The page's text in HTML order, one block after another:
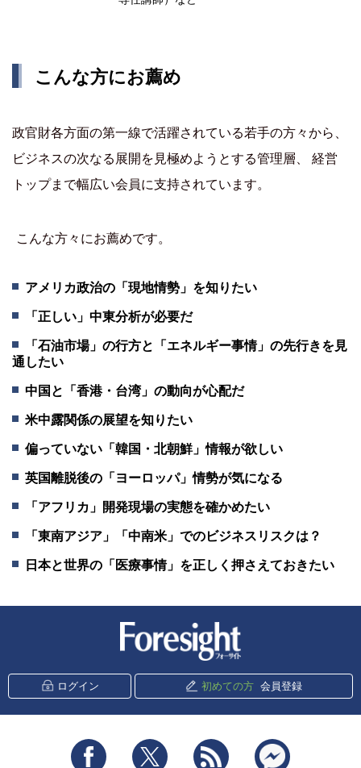
こんな方にお薦め
政官財各方面の第一線で活躍されている若手の方々から、
ビジネスの次なる展開を見極めようとする管理層、 経営
トップまで幅広い会員に支持されています。
こんな方々にお薦めです。
アメリカ政治の「現地情勢」を知りたい
「正しい」中東分析が必要だ
「石油市場」の行方と「エネルギー事情」の先行きを見
通したい
中国と「香港・台湾」の動向が心配だ
米中露関係の展望を知りたい
偏っていない「韓国・北朝鮮」情報が欲しい
英国離脱後の「ヨーロッパ」情勢が気になる
「アフリカ」開発現場の実態を確かめたい
「東南アジア」「中南米」でのビジネスリスクは？
日本と世界の「医療事情」を正しく押さえておきたい
ログイン 初めての方 会員登録
Facebook Twitter RSS